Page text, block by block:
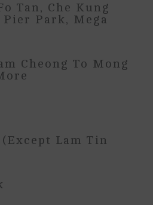
Tan, Che Kung
Park, Mega
Cheong To Mong
Lam Tin